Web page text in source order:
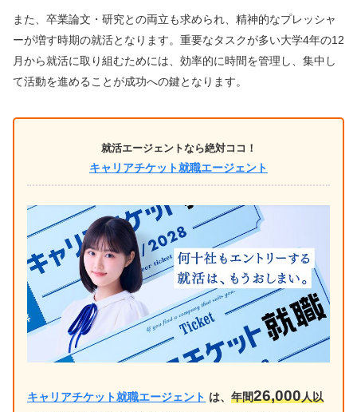
また、卒業論文・研究との両立も求められ、精神的なプレッシャ
ーが増す時期の就活となります。重要なタスクが多い大学4年の12
月から就活に取り組むためには、効率的に時間を管理し、集中し
て活動を進めることが成功への鍵となります。
就活エージェントなら絶対ココ！
キャリアチケット就職エージェント
キャリアチケット就職エージェント は、 年間26,000人以